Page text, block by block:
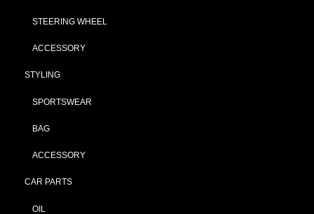
STEERING WHEEL
ACCESSORY
STYLING
SPORTSWEAR
BAG
ACCESSORY
CAR PARTS
OIL